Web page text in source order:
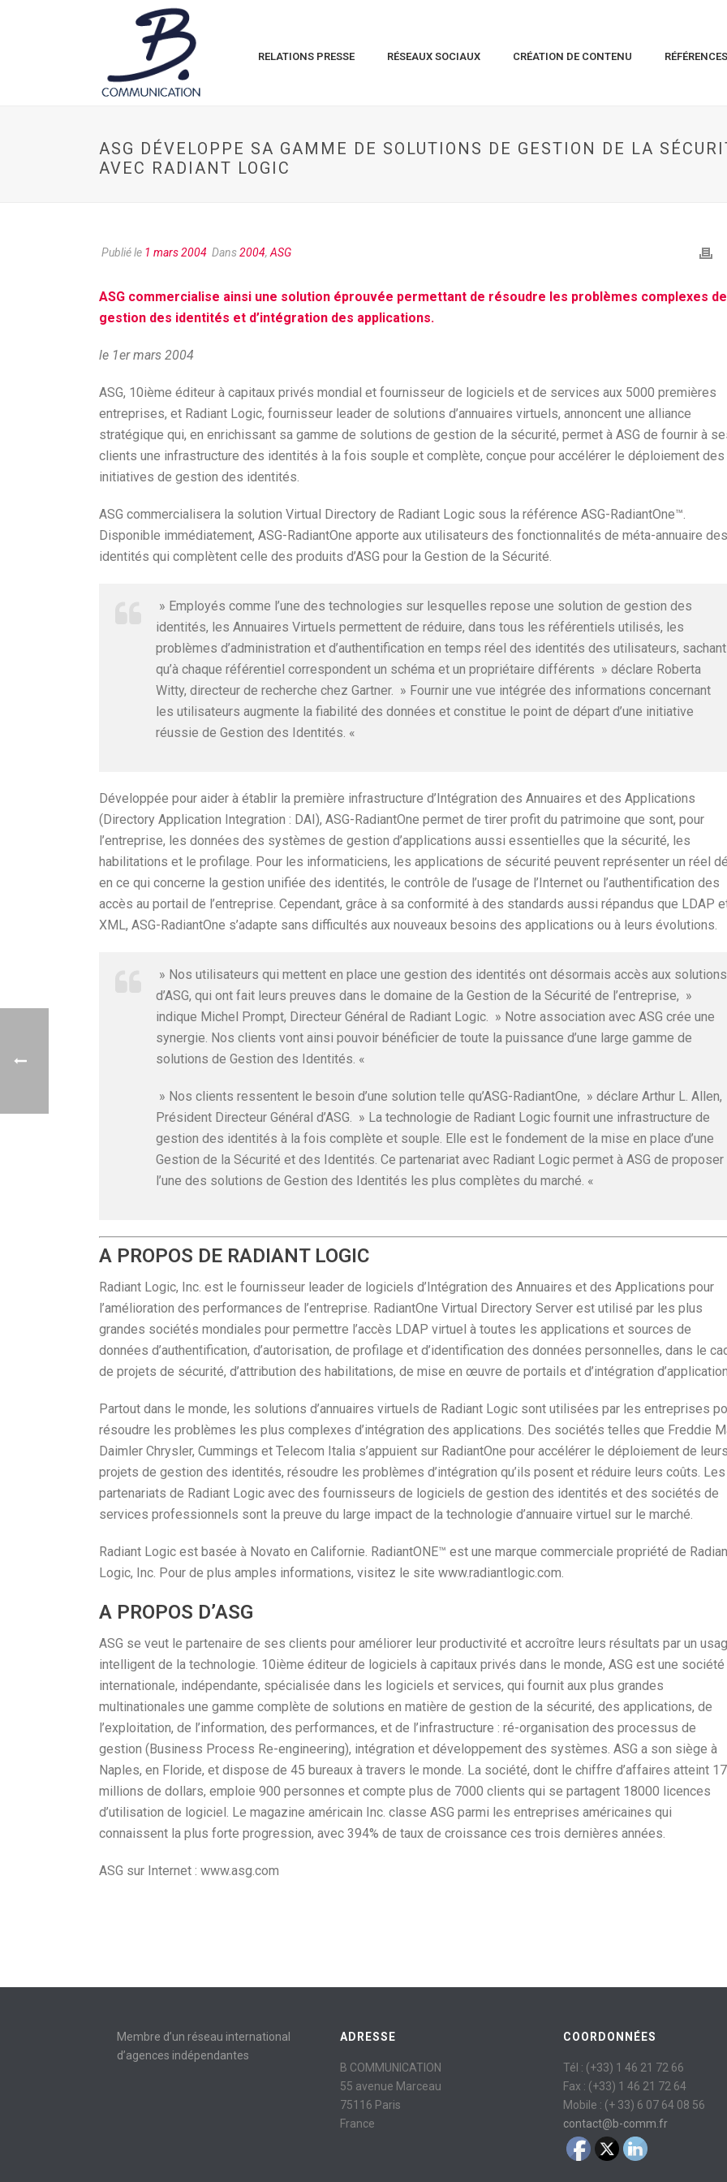
RELATIONS PRESSE RÉSEAUX SOCIAUX CRÉATION DE CONTENU
ASG DÉVELOPPE SA GAMME DE SOLUTIONS DE GESTION DE LA
AVEC RADIANT LOGIC
Publié le 1 mars 2004 Dans2004, ASG
ASG commercialise ainsi une solution éprouvée permettant de résoudre les problèmes complexes de
gestion des identités et d’intégration des applications.
le 1er mars 2004
ASG, 10ième éditeur à capitaux privés mondial et fournisseur de logiciels et de services aux 5000 premières
entreprises, et Radiant Logic, fournisseur leader de solutions d’annuaires virtuels, annoncent une alliance
stratégique qui, en enrichissant sa gamme de solutions de gestion de la sécurité, permet à ASG de fournir à
clients une infrastructure des identités à la fois souple et complète, conçue pour accélérer le déploiement des
initiatives de gestion des identités.
ASG commercialisera la solution Virtual Directory de Radiant Logic sous la référence ASG-RadiantOne™.
Disponible immédiatement, ASG-RadiantOne apporte aux utilisateurs des fonctionnalités de méta-annuaire des
identités qui complètent celle des produits d’ASG pour la Gestion de la Sécurité.
» Employés comme l’une des technologies sur lesquelles repose une solution de gestion des
identités, les Annuaires Virtuels permettent de réduire, dans tous les référentiels utilisés, les
problèmes d’administration et d’authentification en temps réel des identités des utilisateurs, sachant
qu’à chaque référentiel correspondent un schéma et un propriétaire différents » déclare Roberta
Witty, directeur de recherche chez Gartner. » Fournir une vue intégrée des informations concernant
les utilisateurs augmente la fiabilité des données et constitue le point de départ d’une initiative
réussie de Gestion des Identités. «
Développée pour aider à établir la première infrastructure d’Intégration des Annuaires et des Applications
(Directory Application Integration : DAI), ASG-RadiantOne permet de tirer profit du patrimoine que sont, pour
l’entreprise, les données des systèmes de gestion d’applications aussi essentielles que la sécurité, les
habilitations et le profilage. Pour les informaticiens, les applications de sécurité peuvent représenter un réel
en ce qui concerne la gestion unifiée des identités, le contrôle de l’usage de l’Internet ou l’authentification des
accès au portail de l’entreprise. Cependant, grâce à sa conformité à des standards aussi répandus que LDAP
XML, ASG-RadiantOne s’adapte sans difficultés aux nouveaux besoins des applications ou à leurs évolutions.
» Nos utilisateurs qui mettent en place une gestion des identités ont désormais accès aux solutions
d’ASG, qui ont fait leurs preuves dans le domaine de la Gestion de la Sécurité de l’entreprise, »
indique Michel Prompt, Directeur Général de Radiant Logic. » Notre association avec ASG crée une
synergie. Nos clients vont ainsi pouvoir bénéficier de toute la puissance d’une large gamme de
solutions de Gestion des Identités. «
» Nos clients ressentent le besoin d’une solution telle qu’ASG-RadiantOne, » déclare Arthur L. Allen,
Président Directeur Général d’ASG. » La technologie de Radiant Logic fournit une infrastructure de
gestion des identités à la fois complète et souple. Elle est le fondement de la mise en place d’une
Gestion de la Sécurité et des Identités. Ce partenariat avec Radiant Logic permet à ASG de proposer
l’une des solutions de Gestion des Identités les plus complètes du marché. «
A PROPOS DE RADIANT LOGIC
Radiant Logic, Inc. est le fournisseur leader de logiciels d’Intégration des Annuaires et des Applications pour
l’amélioration des performances de l’entreprise. RadiantOne Virtual Directory Server est utilisé par les plus
grandes sociétés mondiales pour permettre l’accès LDAP virtuel à toutes les applications et sources de
données d’authentification, d’autorisation, de profilage et d’identification des données personnelles, dans le
de projets de sécurité, d’attribution des habilitations, de mise en œuvre de portails et d’intégration
Partout dans le monde, les solutions d’annuaires virtuels de Radiant Logic sont utilisées par les entreprises
résoudre les problèmes les plus complexes d’intégration des applications. Des sociétés telles que Freddie
Daimler Chrysler, Cummings et Telecom Italia s’appuient sur RadiantOne pour accélérer le déploiement de
projets de gestion des identités, résoudre les problèmes d’intégration qu’ils posent et réduire leurs coûts. Les
partenariats de Radiant Logic avec des fournisseurs de logiciels de gestion des identités et des sociétés de
services professionnels sont la preuve du large impact de la technologie d’annuaire virtuel sur le marché.
Radiant Logic est basée à Novato en Californie. RadiantONE™ est une marque commerciale propriété de
Logic, Inc. Pour de plus amples informations, visitez le site www.radiantlogic.com.
A PROPOS D’ASG
ASG se veut le partenaire de ses clients pour améliorer leur productivité et accroître leurs résultats par un
intelligent de la technologie. 10ième éditeur de logiciels à capitaux privés dans le monde, ASG est une société
internationale, indépendante, spécialisée dans les logiciels et services, qui fournit aux plus grandes
multinationales une gamme complète de solutions en matière de gestion de la sécurité, des applications, de
l’exploitation, de l’information, des performances, et de l’infrastructure : ré-organisation des processus de
gestion (Business Process Re-engineering), intégration et développement des systèmes. ASG a son siège à
Naples, en Floride, et dispose de 45 bureaux à travers le monde. La société, dont le chiffre d’affaires atteint
millions de dollars, emploie 900 personnes et compte plus de 7000 clients qui se partagent 18000 licences
d’utilisation de logiciel. Le magazine américain Inc. classe ASG parmi les entreprises américaines qui
connaissent la plus forte progression, avec 394% de taux de croissance ces trois dernières années.
ASG sur Internet : www.asg.com
Membre d’un réseau international
d’agences indépendantes
ADRESSE
B COMMUNICATION
55 avenue Marceau
75116 Paris
France
COORDONNÉES
Tél : (+33) 1 46 21 72 66
Fax : (+33) 1 46 21 72 64
Mobile : (+ 33) 6 07 64 08 56
contact@b-comm.fr